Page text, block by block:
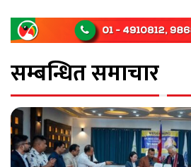
सम्बन्धित समाचार